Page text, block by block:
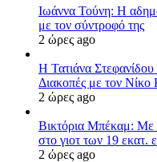
Ιωάννα Τούνη: Η
με τον σύντροφό της
2 ώρες ago
Η Τατιάνα
Διακοπές με τον Νίκο
2 ώρες ago
Βικτόρια Μπέκαμ: Με
στο γιοτ των 19 εκατ.
2 ώρες ago